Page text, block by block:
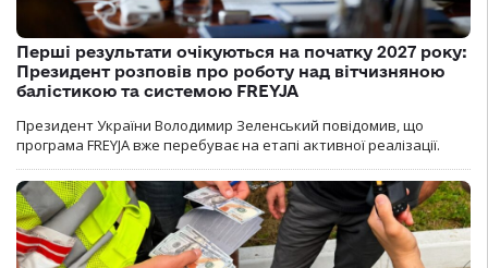
Перші результати очікуються на початку 2027 року:
Президент розповів про роботу над вітчизняною
балістикою та системою FREYJA
Президент України Володимир Зеленський повідомив, що
програма FREYJA вже перебуває на етапі активної реалізації.